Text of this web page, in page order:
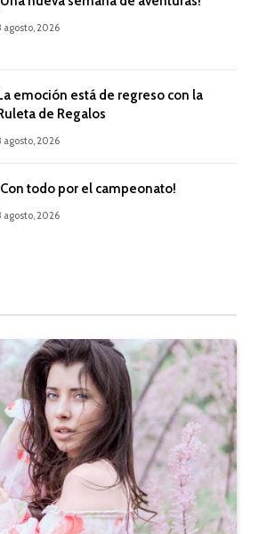
agosto, 2026
emoción está de regreso con la
de Regalos
agosto, 2026
todo por el campeonato!
agosto, 2026